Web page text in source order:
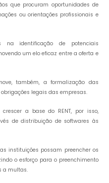
que procuram oportunidades de
ou orientações profissionais e
na identificação de potenciais
um elo eficaz entre a oferta e
também, a formalização das
legais das empresas.
a base do RENT, por isso,
de distribuição de softwares às
instituições possam preencher os
o esforço para o preenchimento
a multas.